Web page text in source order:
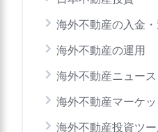
海外不動産の入金
海外不動産の運用
海外不動産ニュース
海外不動産マーケ
海外不動産投資ツ